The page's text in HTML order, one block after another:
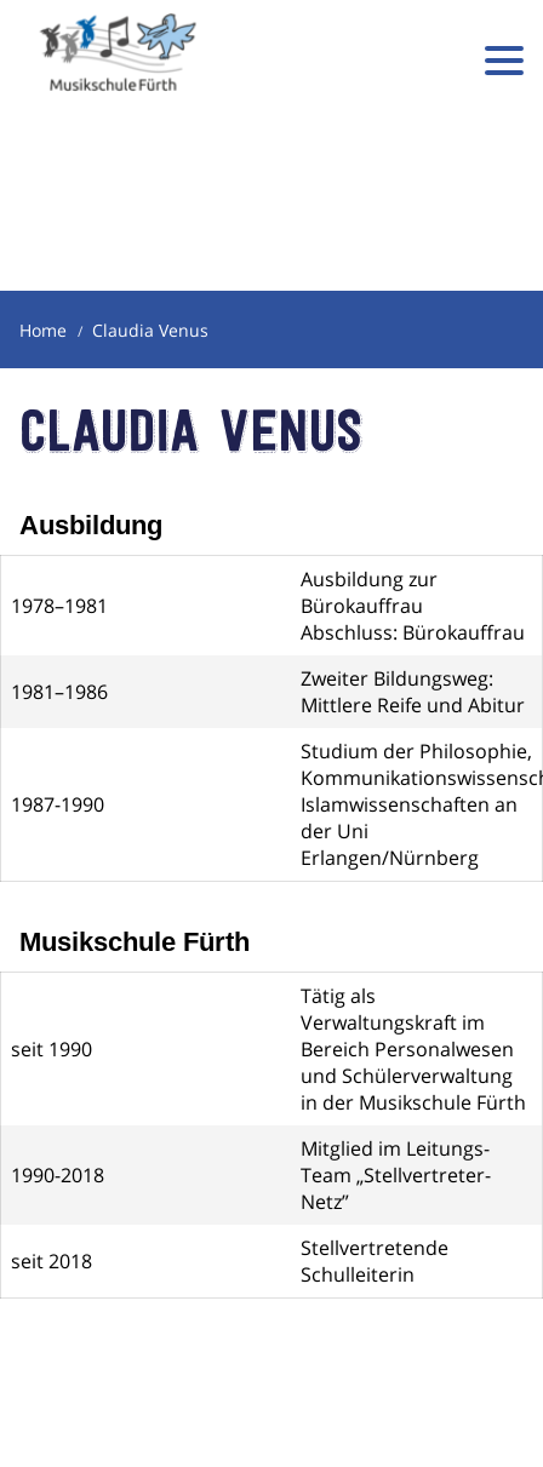
Home Claudia Venus
Claudia Venus
Ausbildung
1978–1981
Ausbildung zur
Bürokauffrau
Abschluss: Bürokauffrau
1981–1986
Zweiter Bildungsweg:
Mittlere Reife und Abitur
1987-1990
Studium der Philosophie,
Islamwissenschaften an
der Uni
Erlangen/Nürnberg
Musikschule Fürth
seit 1990
Tätig als
Verwaltungskraft im
Bereich Personalwesen
und Schülerverwaltung
in der Musikschule Fürth
1990-2018
Mitglied im Leitungs-
Team „Stellvertreter-
Netz”
seit 2018
Stellvertretende
Schulleiterin